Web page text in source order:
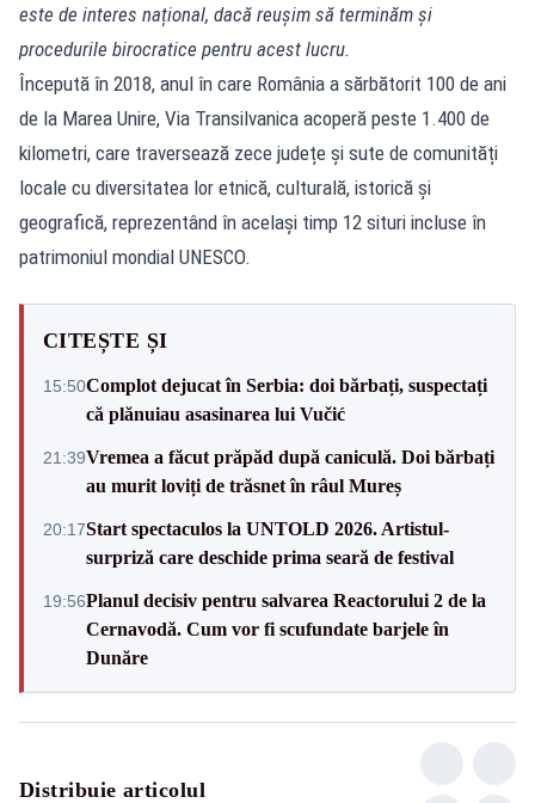
este de interes național, dacă reușim să terminăm și
procedurile birocratice pentru acest lucru.
Începută în 2018, anul în care România a sărbătorit 100 de ani
de la Marea Unire, Via Transilvanica acoperă peste 1.400 de
kilometri, care traversează zece județe și sute de comunități
locale cu diversitatea lor etnică, culturală, istorică și
geografică, reprezentând în același timp 12 situri incluse în
patrimoniul mondial UNESCO.
CITEȘTE ȘI
15:50Complot dejucat în Serbia: doi bărbați, suspectați
că plănuiau asasinarea lui Vučić
21:39Vremea a făcut prăpăd după caniculă. Doi bărbați
au murit loviți de trăsnet în râul Mureș
20:17Start spectaculos la UNTOLD 2026. Artistul-
surpriză care deschide prima seară de festival
19:56Planul decisiv pentru salvarea Reactorului 2 de la
Cernavodă. Cum vor fi scufundate barjele în
Dunăre
Distribuie articolul